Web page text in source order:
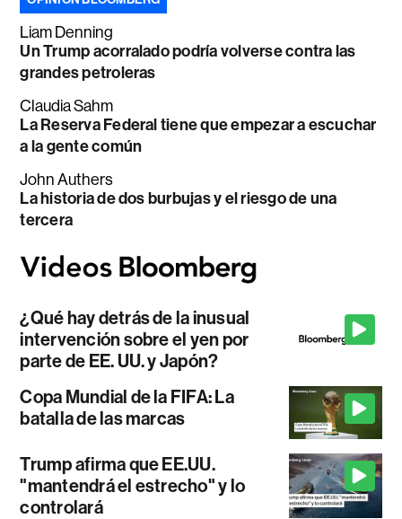
Liam Denning
Un Trump acorralado podría volverse contra las
grandes petroleras
Claudia Sahm
La Reserva Federal tiene que empezar a escuchar
a la gente común
John Authers
La historia de dos burbujas y el riesgo de una
tercera
¿Qué hay detrás de la inusual
intervención sobre el yen por
parte de EE. UU. y Japón?
Copa Mundial de la FIFA: La
batalla de las marcas
Trump afirma que EE.UU.
"mantendrá el estrecho" y lo
controlará